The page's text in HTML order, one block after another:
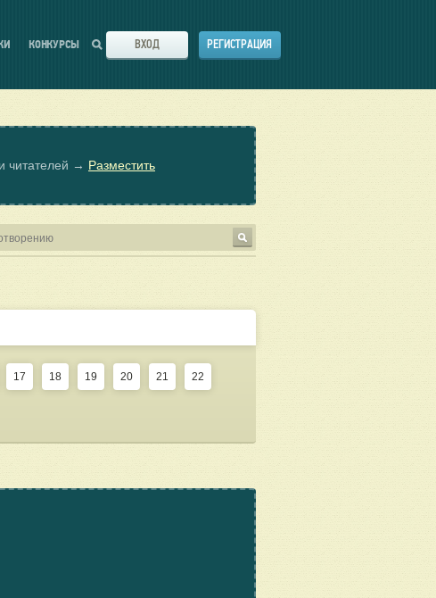
КОНКУРСЫ ВХОД РЕГИСТРАЦИЯ
читателей → Разместить
17 18 19 20 21 22